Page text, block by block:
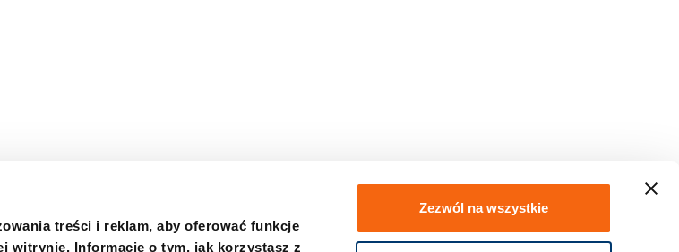
treści i reklam, aby oferować funkcje
witrynie. Informacje o tym, jak korzystasz z
Zezwól na wszystkie